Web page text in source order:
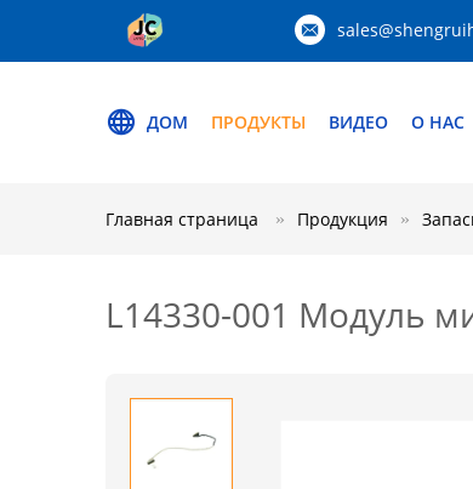
ДОМ ПРОДУКТЫ ВИДЕО О НАС
Главная страница Продукция
L14330-001 Модуль